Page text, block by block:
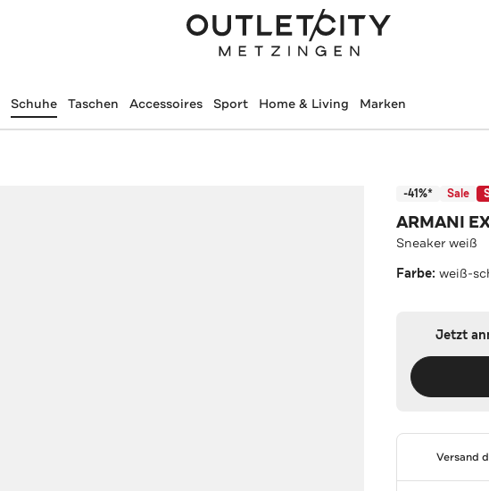
Schuhe Taschen Accessoires Sport Home & Living Marken
-41%* Sale
ARMANI
Sneaker weiß
Farbe:weiß-
Jetzt
Versand